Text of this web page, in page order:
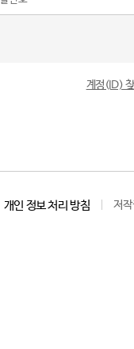
계정(ID)
개인 정보 처리 방침 저